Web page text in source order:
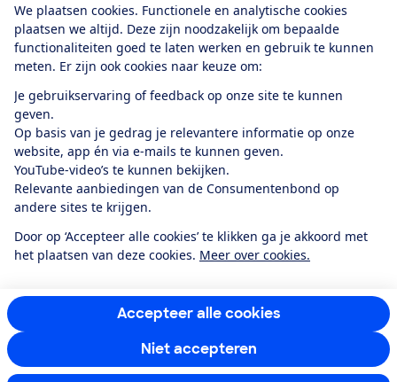
We plaatsen cookies. Functionele en analytische cookies
plaatsen we altijd. Deze zijn noodzakelijk om bepaalde
functionaliteiten goed te laten werken en gebruik te kunnen
meten. Er zijn ook cookies naar keuze om:
Je gebruikservaring of feedback op onze site te kunnen
geven.
Op basis van je gedrag je relevantere informatie op onze
website, app én via e-mails te kunnen geven.
YouTube-video’s te kunnen bekijken.
Relevante aanbiedingen van de Consumentenbond op
andere sites te krijgen.
Door op ‘Accepteer alle cookies’ te klikken ga je akkoord met
het plaatsen van deze cookies. Meer over cookies.
Accepteer alle cookies
Niet accepteren
Alles over de
app
Algemene Voorwaarden
Privacyverklaring
Cookiebeleid
Privacyvoorkeuren
Toegankelijkheid
RSS-feed nieuws
FacebookTwitterInstagram
YoutubeLinkedIn
12.901consumentenbeoordelen de Consumentenbondmet gemiddeld